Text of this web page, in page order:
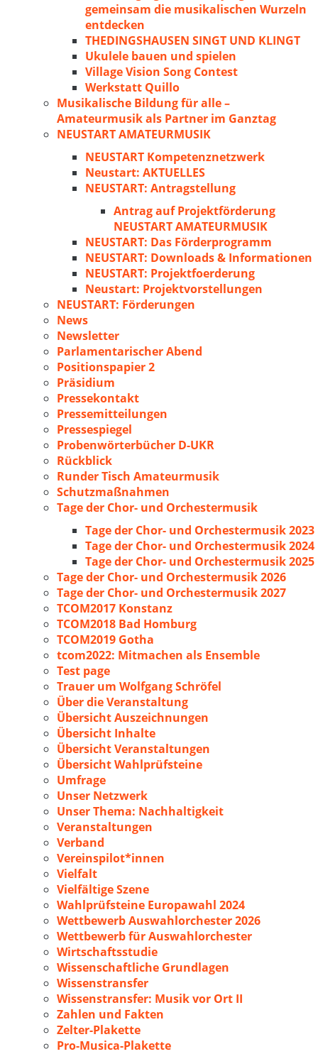
gemeinsam die musikalischen Wurzeln
entdecken
THEDINGSHAUSEN SINGT UND KLINGT
Ukulele bauen und spielen
Village Vision Song Contest
Werkstatt Quillo
Musikalische Bildung für alle –
Amateurmusik als Partner im Ganztag
NEUSTART AMATEURMUSIK
NEUSTART Kompetenznetzwerk
Neustart: AKTUELLES
NEUSTART: Antragstellung
Antrag auf Projektförderung
NEUSTART AMATEURMUSIK
NEUSTART: Das Förderprogramm
NEUSTART: Downloads & Informationen
NEUSTART: Projektfoerderung
Neustart: Projektvorstellungen
NEUSTART: Förderungen
News
Newsletter
Parlamentarischer Abend
Positionspapier 2
Präsidium
Pressekontakt
Pressemitteilungen
Pressespiegel
Probenwörterbücher D-UKR
Rückblick
Runder Tisch Amateurmusik
Schutzmaßnahmen
Tage der Chor- und Orchestermusik
Tage der Chor- und Orchestermusik 2023
Tage der Chor- und Orchestermusik 2024
Tage der Chor- und Orchestermusik 2025
Tage der Chor- und Orchestermusik 2026
Tage der Chor- und Orchestermusik 2027
TCOM2017 Konstanz
TCOM2018 Bad Homburg
TCOM2019 Gotha
tcom2022: Mitmachen als Ensemble
Test page
Trauer um Wolfgang Schröfel
Über die Veranstaltung
Übersicht Auszeichnungen
Übersicht Inhalte
Übersicht Veranstaltungen
Übersicht Wahlprüfsteine
Umfrage
Unser Netzwerk
Unser Thema: Nachhaltigkeit
Veranstaltungen
Verband
Vereinspilot*innen
Vielfalt
Vielfältige Szene
Wahlprüfsteine Europawahl 2024
Wettbewerb Auswahlorchester 2026
Wettbewerb für Auswahlorchester
Wirtschaftsstudie
Wissenschaftliche Grundlagen
Wissenstransfer
Wissenstransfer: Musik vor Ort II
Zahlen und Fakten
Zelter-Plakette
Pro-Musica-Plakette